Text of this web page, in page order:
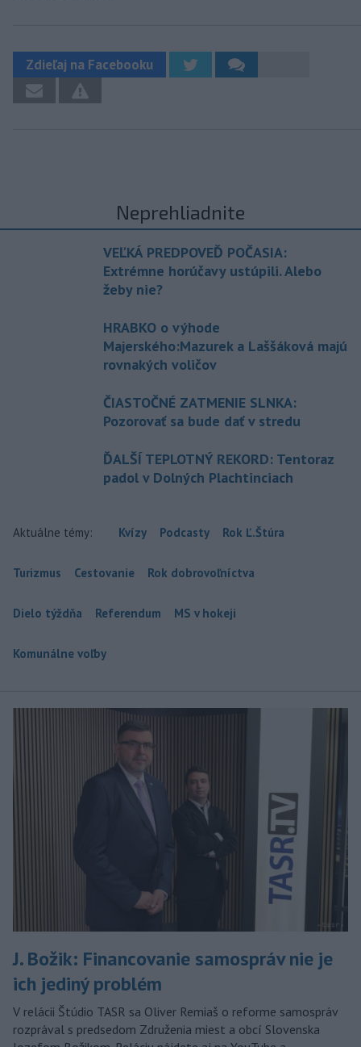
Zdieľaj na Facebooku
Neprehliadnite
VEĽKÁ PREDPOVEĎ POČASIA:
Extrémne horúčavy ustúpili. Alebo
žeby nie?
HRABKO o výhode
Majerského:Mazurek a Laššáková majú
rovnakých voličov
ČIASTOČNÉ ZATMENIE SLNKA:
Pozorovať sa bude dať v stredu
ĎALŠÍ TEPLOTNÝ REKORD: Tentoraz
padol v Dolných Plachtinciach
Aktuálne témy: Kvízy Podcasty Rok Ľ.Štúra
Turizmus Cestovanie Rok dobrovoľníctva
Dielo týždňa Referendum MS v hokeji
Komunálne voľby
J. Božik: Financovanie samospráv nie je
ich jediný problém
V relácii Štúdio TASR sa Oliver Remiaš o reforme samospráv
rozprával s predsedom Združenia miest a obcí Slovenska